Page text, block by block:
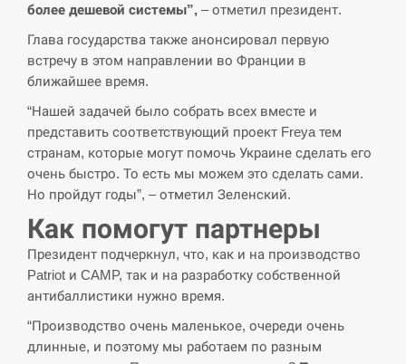
13:53
дронов Украины
СЕРПЕНЬ
13:40
Біля українського літака в аеропорту Лейпцига
виявили дрон, ймовірно, з…
СЕРПЕНЬ
13:23
“Они должны быть уничтожены”: в МИДе
ответили, как отреагируют на…
СЕРПЕНЬ
13:10
Тайвань проводить найбільші військові
навчання на тлі загрози вторгнення з…
более дешевой системы”, – отметил президент.
Глава государства также анонсировал первую
встречу в этом направлении во Франции в
ближайшее время.
“Нашей задачей было собрать всех вместе и
представить соответствующий проект Freya тем
странам, которые могут помочь Украине сделать его
очень быстро. То есть мы можем это сделать сами.
Но пройдут годы”, – отметил Зеленский.
Как помогут партнеры
Президент подчеркнул, что, как и на производство
Patriot и CAMP, так и на разработку собственной
антибаллистики нужно время.
“Производство очень маленькое, очереди очень
длинные, и поэтому мы работаем по разным